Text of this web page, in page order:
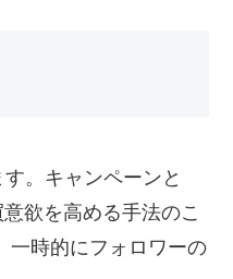
。キャンペーンと
欲を高める手法のこ
一時的にフォロワーの